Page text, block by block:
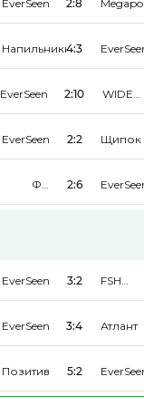
EverSeen 2:8
Напильники4:3
EverSeen 2:10
WIDE
EverSeen 2:2 Щипок
ФК
2:6
EverSeen 3:2
FSH
EverSeen 3:4 Атлант
Позитив 5:2